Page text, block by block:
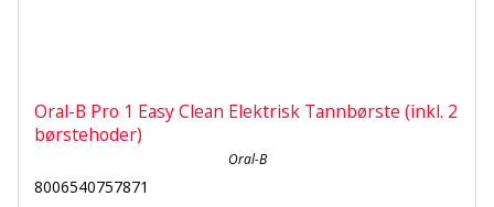
Oral-B Pro 1 Easy Clean Elektrisk Tannbørste (inkl. 2
børstehoder)
Oral-B
8006540757871